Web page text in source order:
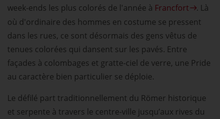
week-ends les plus colorés de l'année à Francfort
. Là
où d'ordinaire des hommes en costume se pressent
dans les rues, ce sont désormais des gens vêtus de
tenues colorées qui dansent sur les pavés. Entre
façades à colombages et gratte-ciel de verre, une Pride
au caractère bien particulier se déploie.
Le défilé part traditionnellement du Römer historique
et serpente à travers le centre-ville jusqu’aux rives du